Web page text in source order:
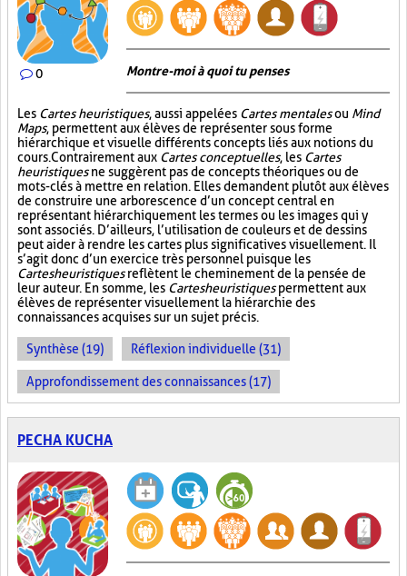
0 Montre-moi à quoi tu penses
Les Cartes heuristiques, aussi appelées Cartes mentalesou Mind
Maps, permettent aux élèves de représenter sous forme
hiérarchique et visuelle différents concepts liés aux notions du
cours. Contrairement aux Cartes conceptuelles, les Cartes
heuristiquesne suggèrent pas de concepts théoriques ou de
mots-clés à mettre en relation. Elles demandent plutôt aux élèves
de construire une arborescence d’un concept central en
représentant hiérarchiquement les termes ou les images qui y
sont associés. D’ailleurs, l’utilisation de couleurs et de dessins
peut aider à rendre les cartes plus significatives visuellement. Il
s’agit donc d’un exercice très personnel puisque les
Cartes heuristiquesreflètent le cheminement de la pensée de
leur auteur. En somme, les Cartes heuristiquespermettent aux
élèves de représenter visuellement la hiérarchie des
connaissances acquises sur un sujet précis.
Synthèse (19) Réflexion individuelle (31)
Approfondissement des connaissances (17)
PECHA KUCHA